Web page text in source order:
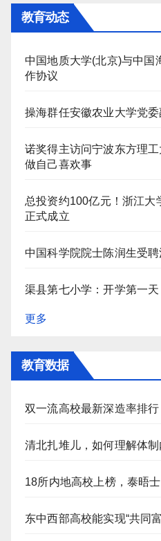
教育动态
中国地质大学(北京)与中国
作协议
操海群任安徽农业大学党
诺奖得主访问宁波东方理
做自己喜欢事
总投资约100亿元！浙江大
正式成立
中国科学院院士陈润生受聘
渠县第七小学：开学第一
更多
教育数据
双一流高校最新深造率排行
清北扎堆儿，如何理解体制
18所内地高校上榜，泰晤
东中西部高校能实现“共同